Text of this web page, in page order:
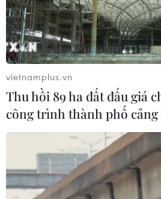
Triển lãm các tác phẩm mỹ
"Học tập và làm theo tấm gương
sẽ diễn ra đúng dịp kỷ niệm 125
Bác tại Lễ hội làng Sen toàn
vietnamplus.vn
Thu hồi 89 ha đất đấu giá
công trình thành phố cảng